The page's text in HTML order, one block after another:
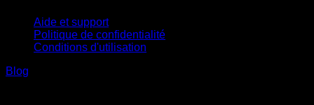
Aide et support
Politique de confidentialité
Conditions d'utilisation
Blog